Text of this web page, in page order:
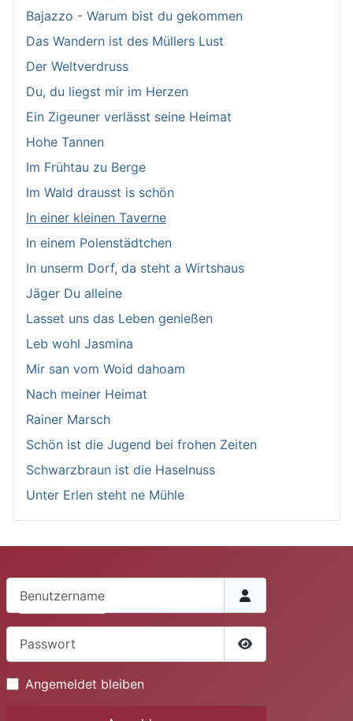
Bajazzo - Warum bist du gekommen
Das Wandern ist des Müllers Lust
Der Weltverdruss
Du, du liegst mir im Herzen
Ein Zigeuner verlässt seine Heimat
Hohe Tannen
Im Frühtau zu Berge
Im Wald drausst is schön
In einer kleinen Taverne
In einem Polenstädtchen
In unserm Dorf, da steht a Wirtshaus
Jäger Du alleine
Lasset uns das Leben genießen
Leb wohl Jasmina
Mir san vom Woid dahoam
Nach meiner Heimat
Rainer Marsch
Schön ist die Jugend bei frohen Zeiten
Schwarzbraun ist die Haselnuss
Unter Erlen steht ne Mühle
Passwort
Passwort
Angemeldet bleiben